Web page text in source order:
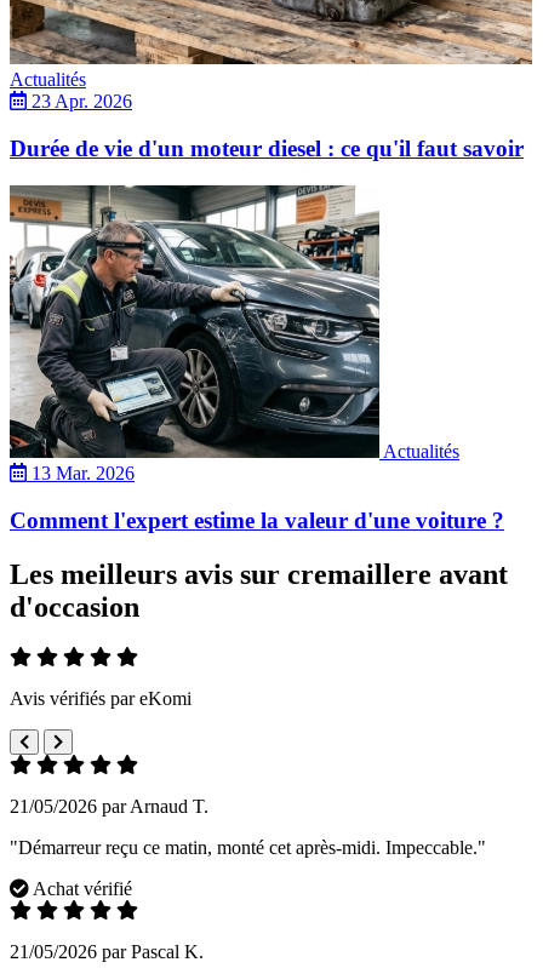
Actualités
23 Apr. 2026
Durée de vie d'un moteur diesel : ce qu'il faut savoir
Actualités
13 Mar. 2026
Comment l'expert estime la valeur d'une voiture ?
Les meilleurs avis sur cremaillere avant
d'occasion
Avis vérifiés par eKomi
21/05/2026 par Arnaud T.
"Démarreur reçu ce matin, monté cet après-midi. Impeccable."
Achat vérifié
21/05/2026 par Pascal K.